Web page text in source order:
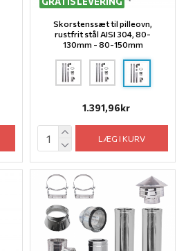
Skorstenssæt til pilleovn,
rustfrit stål AISI 304, 80-
130mm - 80-150mm
1.391,96kr
LÆG I KURV